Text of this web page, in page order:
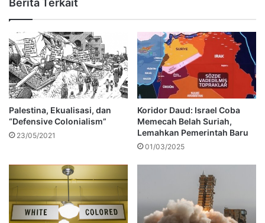
Palestina, Ekualisasi, dan
“Defensive Colonialism”
23/05/2021
Koridor Daud: Israel Coba
Memecah Belah Suriah,
Lemahkan Pemerintah Baru
01/03/2025